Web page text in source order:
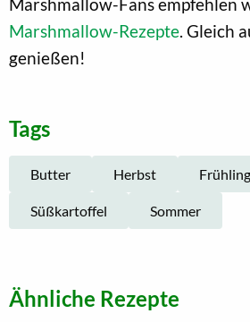
Marshmallow-Rezepte. Gleich
genießen!
Tags
Butter Herbst Frühling
Süßkartoffel Sommer
Ähnliche Rezepte